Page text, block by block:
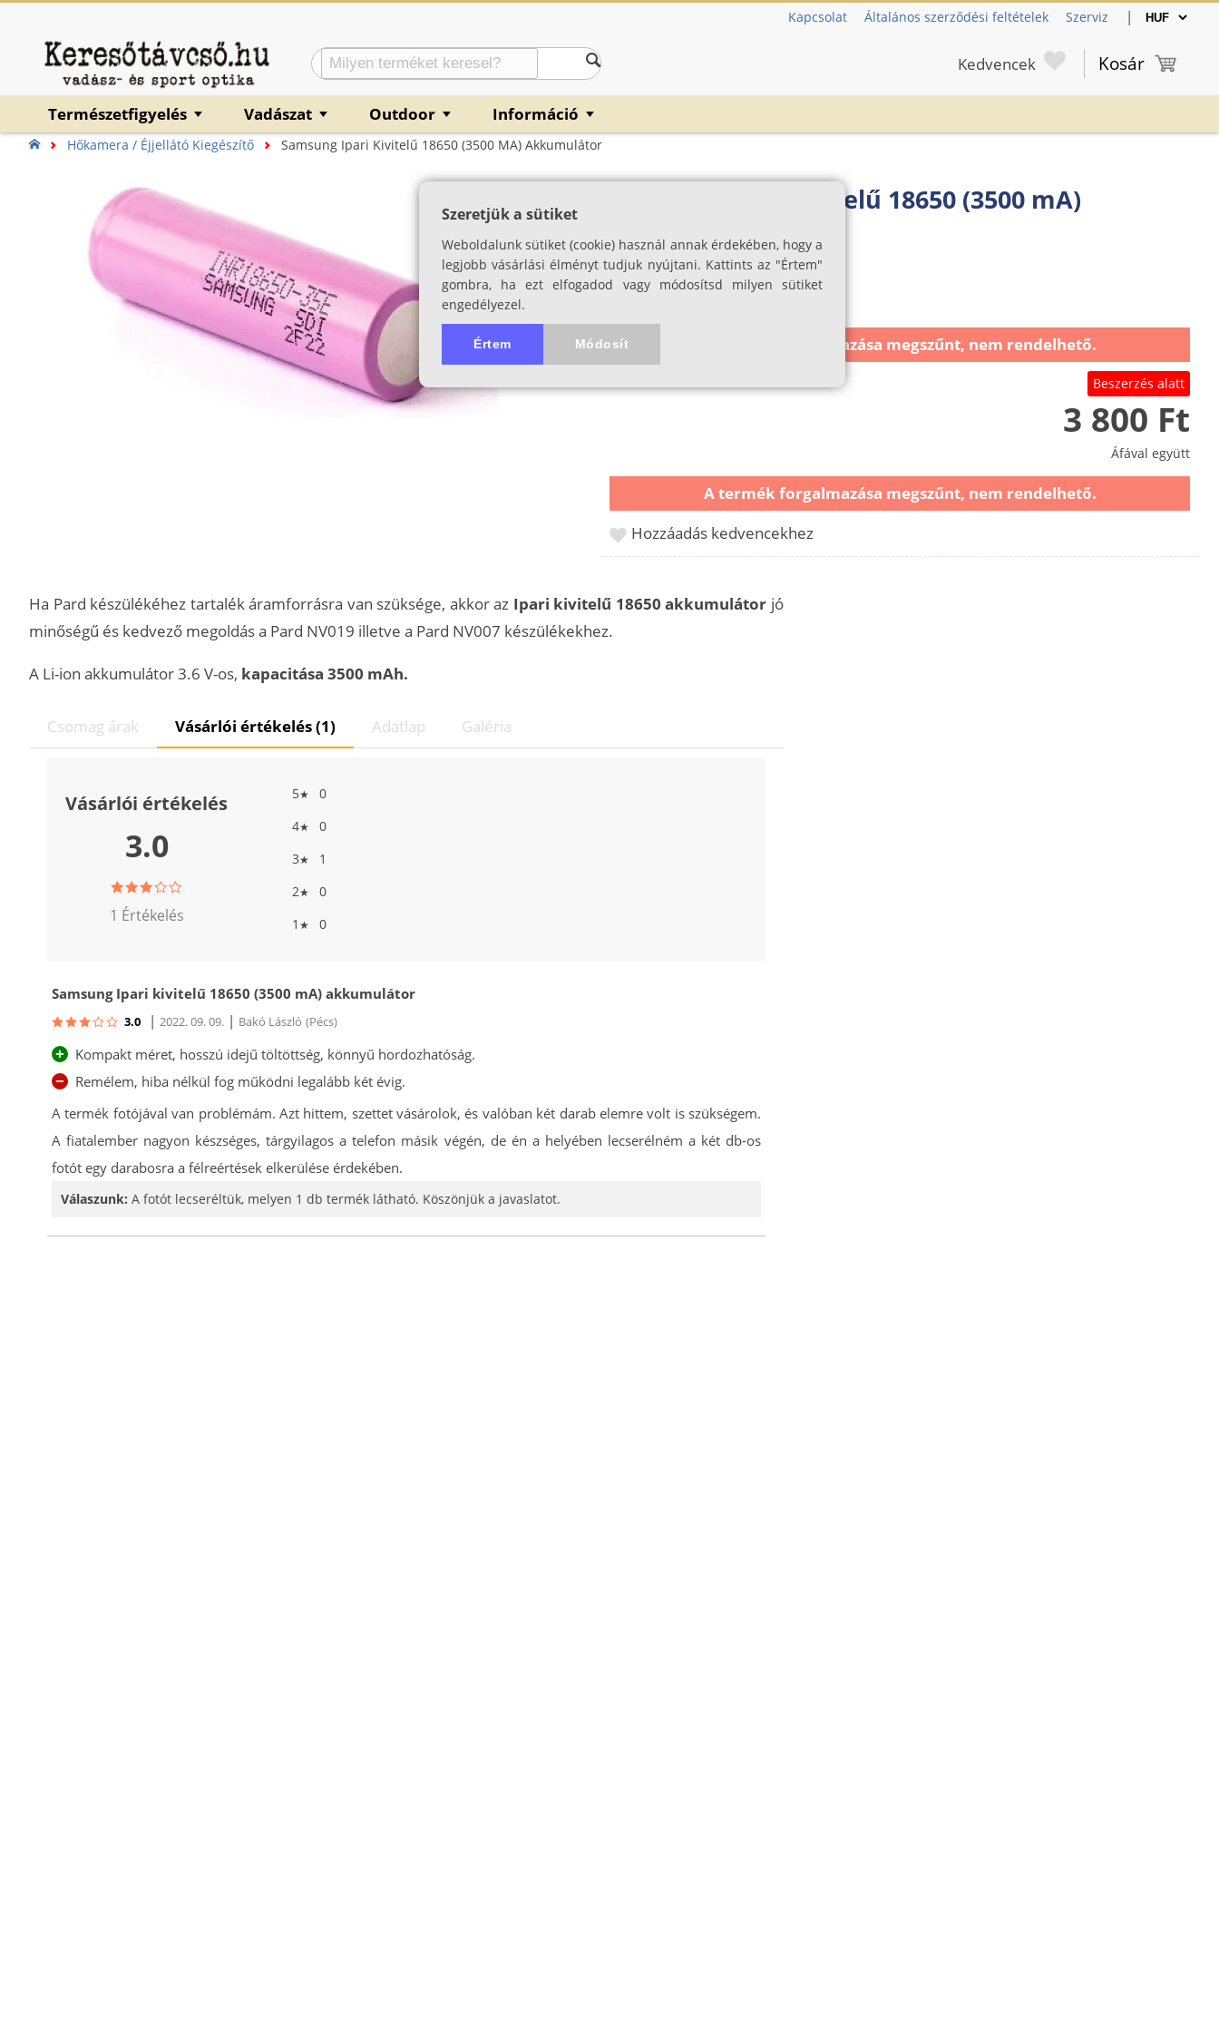
Kapcsolat Általános szerződési feltételek Szerviz |
Kedvencek Kosár
Természetfigyelés ▼ Vadászat ▼ Outdoor ▼ Információ ▼
Hőkamera / Éjjellátó Kiegészítő Samsung Ipari Kivitelű 18650 (3500 MA) Akkumulátor
Samsung Ipari kivitelű 18650 (3500 mA)
3.6 V, 3500 mA
SKU: 03618
A termék forgalmazása megszűnt, nem rendelhető.
Beszerzés alatt
3 800 Ft
Áfával együtt
A termék forgalmazása megszűnt, nem rendelhető.
Hozzáadás kedvencekhez
Ha Pard készülékéhez tartalék áramforrásra van szüksége, akkor az Ipari kivitelű 18650 akkumulátor jó
minőségű és kedvező megoldás a Pard NV019 illetve a Pard NV007 készülékekhez.
A Li-ion akkumulátor 3.6 V-os, kapacitása 3500 mAh.
Csomag árak Vásárlói értékelés (1) Adatlap Galéria
Vásárlói értékelés
3.0
1 Értékelés
5★
0
4★
0
3★
1
2★
0
1 ★ 0
Samsung Ipari kivitelű 18650 (3500 mA) akkumulátor
3.0 | 2022. 09. 09. | Bakó László (Pécs)
+ Kompakt méret, hosszú idejű töltöttség, könnyű hordozhatóság.
−
Remélem, hiba nélkül fog működni legalább két évig.
A termék fotójával van problémám. Azt hittem, szettet vásárolok, és valóban két darab elemre volt is szükségem.
A fiatalember nagyon készséges, tárgyilagos a telefon másik végén, de én a helyében lecserélném a két db-os
fotót egy darabosra a félreértések elkerülése érdekében.
Válaszunk: A fotót lecseréltük, melyen 1 db termék látható. Köszönjük a javaslatot.
Szeretjük a sütiket
Weboldalunk sütiket (cookie) használ annak érdekében, hogy a
legjobb vásárlási élményt tudjuk nyújtani. Kattints az "Értem"
gombra, ha ezt elfogadod vagy módosítsd milyen sütiket
engedélyezel.
Értem Módosít